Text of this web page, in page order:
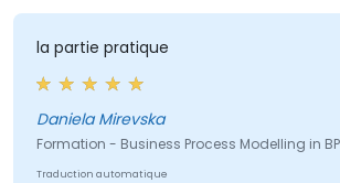
partie pratique
Mirevska
- Business Process Modelling in BPMN 2.0
automatique